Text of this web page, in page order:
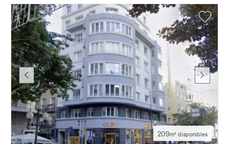
209m² disponibles